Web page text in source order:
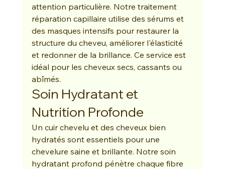
attention particulière. Notre traitement
réparation capillaire utilise des sérums et
des masques intensifs pour restaurer la
structure du cheveu, améliorer l'élasticité
et redonner de la brillance. Ce service est
idéal pour les cheveux secs, cassants ou
abîmés.
Soin Hydratant et
Nutrition Profonde
Un cuir chevelu et des cheveux bien
hydratés sont essentiels pour une
chevelure saine et brillante. Notre soin
hydratant profond pénètre chaque fibre